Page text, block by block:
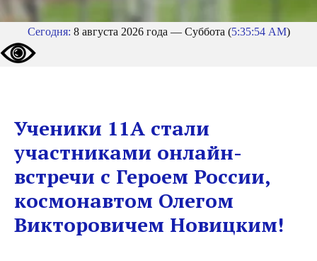
Сегодня: 8 августа 2026 года — Суббота (5:35:54 AM)
Ученики 11А стали
участниками онлайн-
встречи с Героем России,
космонавтом Олегом
Викторовичем Новицким!